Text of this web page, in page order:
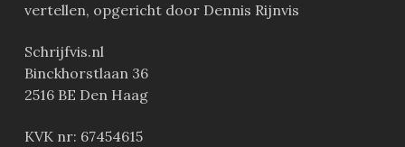
vertellen, opgericht door Dennis Rijnvis
Schrijfvis.nl
Binckhorstlaan 36
2516 BE Den Haag
KVK nr: 67454615